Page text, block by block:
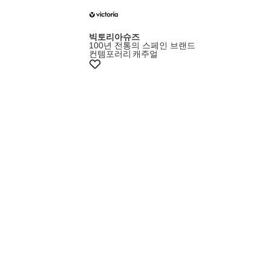
빅토리아슈즈
100년 전통의 스페인 브랜드
컨템포러리 캐주얼